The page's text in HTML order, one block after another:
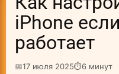
iPhone
работает
📅17 июля 2025⏱6 минут